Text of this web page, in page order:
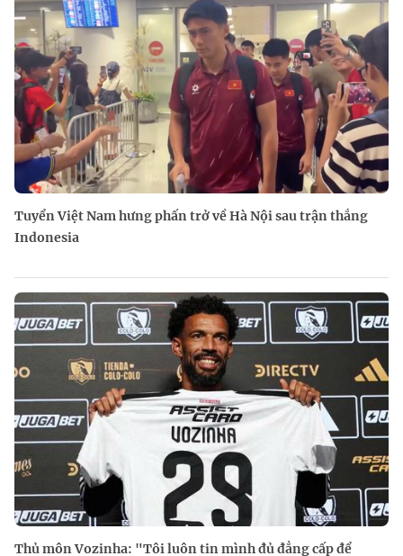
Tuyển Việt Nam hưng phấn trở về Hà Nội sau trận thắng
Indonesia
Thủ môn Vozinha: "Tôi luôn tin mình đủ đẳng cấp để